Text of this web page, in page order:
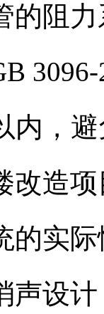
的阻
内，
改造
的实
声设